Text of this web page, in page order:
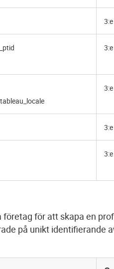
för att skapa en
på unikt identifierande